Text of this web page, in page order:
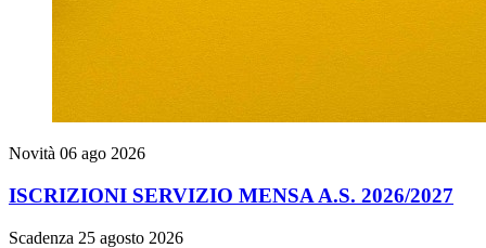
Novità 06 ago 2026
ISCRIZIONI SERVIZIO MENSA A.S. 2026/2027
Scadenza 25 agosto 2026